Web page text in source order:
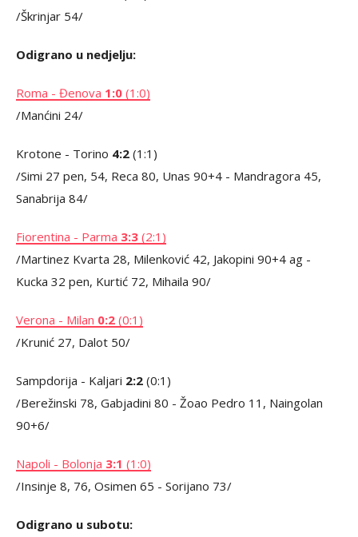
/Škrinjar 54/
Odigrano u nedjelju:
Roma - Đenova 1:0 (1:0)
/Manćini 24/
Krotone - Torino 4:2 (1:1)
/Simi 27 pen, 54, Reca 80, Unas 90+4 - Mandragora 45,
Sanabrija 84/
Fiorentina - Parma 3:3 (2:1)
/Martinez Kvarta 28, Milenković 42, Jakopini 90+4 ag -
Kucka 32 pen, Kurtić 72, Mihaila 90/
Verona - Milan 0:2 (0:1)
/Krunić 27, Dalot 50/
Sampdorija - Kaljari 2:2 (0:1)
/Berežinski 78, Gabjadini 80 - Žoao Pedro 11, Naingolan
90+6/
Napoli - Bolonja 3:1 (1:0)
/Insinje 8, 76, Osimen 65 - Sorijano 73/
Odigrano u subotu: